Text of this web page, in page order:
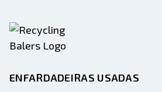
ENFARDADEIRAS USADAS